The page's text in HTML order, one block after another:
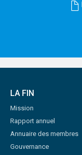
LA FIN
Mission
Rapport annuel
Annuaire des membres
Gouvernance